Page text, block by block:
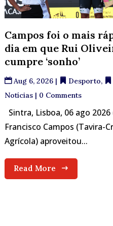
Campos foi o mais
dia em que Rui
cumpre ‘sonho’
Aug 6, 2026| Desporto,
Notícias| 0 Comments
Sintra, Lisboa, 06 ago 2026
Francisco Campos (Tavira-
Agrícola) aproveitou...
Read More